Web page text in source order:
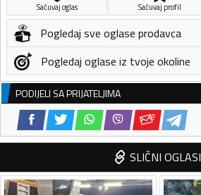
Sačuvaj oglas Sačuvaj profil
Pogledaj sve oglase prodavca
Pogledaj oglase iz tvoje okoline
PODIJELI SA PRIJATELJIMA
SLIČNI OGLASI